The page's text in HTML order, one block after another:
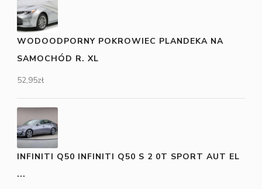
WODOODPORNY POKROWIEC PLANDEKA NA
SAMOCHÓD R. XL
52,95zł
INFINITI Q50 INFINITI Q50 S 2 0T SPORT AUT EL
...